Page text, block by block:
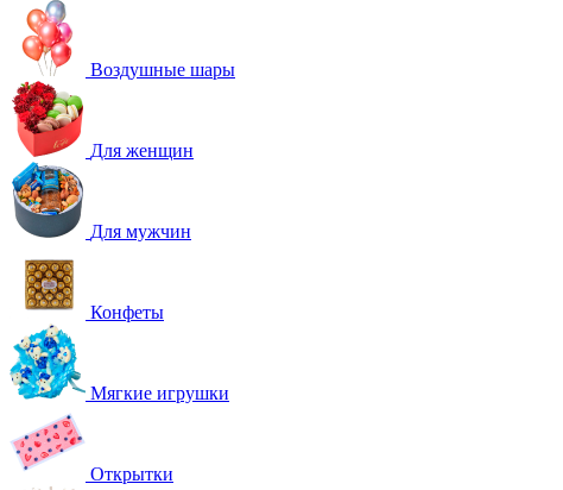
Воздушные шары
Для женщин
Для мужчин
Конфеты
Мягкие игрушки
Открытки